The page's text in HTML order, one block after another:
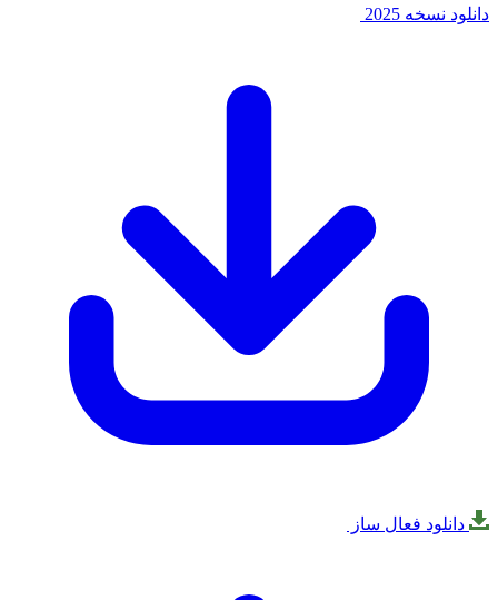
2025
فعال ساز